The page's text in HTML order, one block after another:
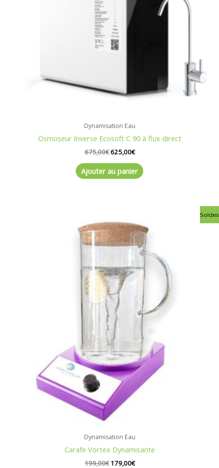
Dynamisation Eau
Osmoseur Inverse Ecosoft C 90 à flux direct
675,00€625,00€
Ajouter au panier
Dynamisation Eau
Carafe Vortex Dynamisante
199,00€
prix
initial
était :
199,00€.
179,00€
actuel
est :
179,00€.